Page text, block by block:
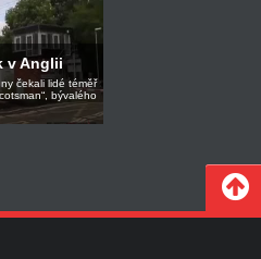
v Anglii
čekali lidé téměř
bývalého